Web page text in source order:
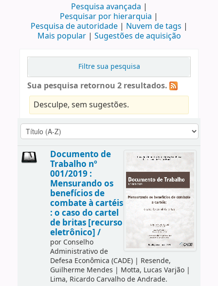
Pesquisa avançada
Pesquisar por hierarquia
Pesquisa de autoridade
Nuvem de tags
Mais popular
Sugestões de aquisição
Filtre sua pesquisa
Sua pesquisa retornou 2 resultados.
Desculpe, sem sugestões.
Documento de
Trabalho nº
001/2019 :
Mensurando os
benefícios de
combate à cartéis
: o caso do cartel
de britas [recurso
eletrônico] /
por Conselho
Administrativo de
Defesa Econômica (CADE)| Resende,
Guilherme Mendes | Motta, Lucas Varjão|
Lima, Ricardo Carvalho de Andrade.